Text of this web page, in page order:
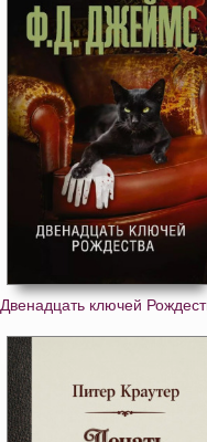
Двенадцать ключей